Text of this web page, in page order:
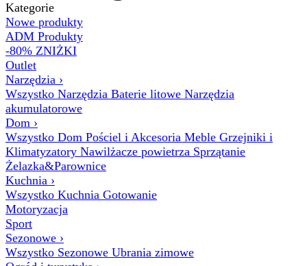
Kategorie
Nowe produkty
ADM Produkty
-80% ZNIŻKI
Outlet
Narzędzia ›
Wszystko Narzędzia Baterie litowe Narzędzia
akumulatorowe
Dom ›
Wszystko Dom Pościel i Akcesoria Meble Grzejniki i
Klimatyzatory Nawilżacze powietrza Sprzątanie
Żelazka&Parownice
Kuchnia ›
Wszystko Kuchnia Gotowanie
Motoryzacja
Sport
Sezonowe ›
Wszystko Sezonowe Ubrania zimowe